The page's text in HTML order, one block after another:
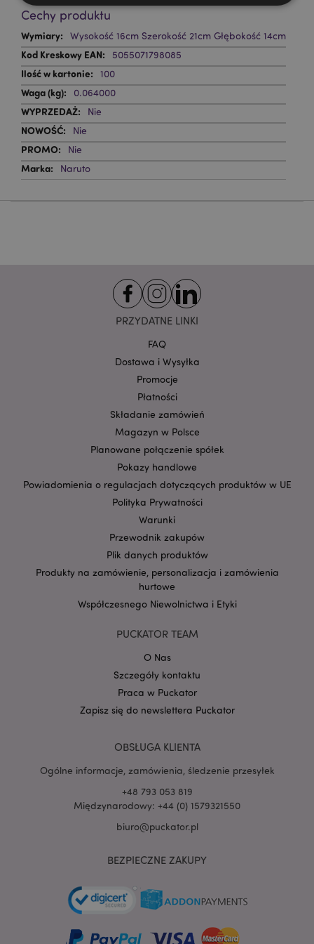
Cechy produktu
Więcej
informacji
Wysokość 16cm Szerokość 21cm Głębokość 14cm
5055071798085
100
0.064000
Nie
Nie
Nie
Naruto
PRZYDATNE LINKI
FAQ
Dostawa i Wysyłka
Promocje
Płatności
Składanie zamówień
Magazyn w Polsce
Planowane połączenie spółek
Pokazy handlowe
Powiadomienia o regulacjach dotyczących produktów w UE
Polityka Prywatności
Warunki
Przewodnik zakupów
Plik danych produktów
Produkty na zamówienie, personalizacja i zamówienia
hurtowe
Współczesnego Niewolnictwa i Etyki
PUCKATOR TEAM
O Nas
Szczegóły kontaktu
Praca w Puckator
Zapisz się do newslettera Puckator
OBSŁUGA KLIENTA
Ogólne informacje, zamówienia, śledzenie przesyłek
+48 793 053 819
Międzynarodowy: +44 (0) 1579321550
biuro@puckator.pl
BEZPIECZNE ZAKUPY
Niezbędne Wydajność
Targetowanie
Funkcjonalność
Niezbędne pliki cookie pozwalają na sprawne
funkcjonowanie strony. Należą do nich loginy
klientów i zarządzanie kontami.
Nazwa
Provider/
CookieScriptConsent
.puckator.pl
recently_viewed_product
Adobe Inc.
mage-cache-storage
Adobe Inc.
www.puckator.pl